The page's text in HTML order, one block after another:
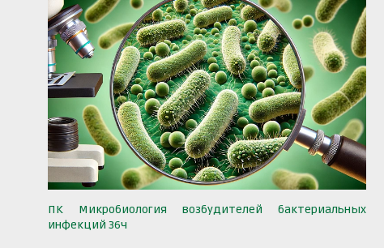
ПК Микробиология возбудителей бактериальных
инфекций 36ч